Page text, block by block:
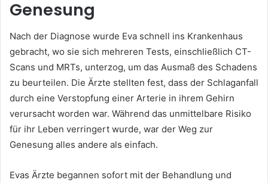
Genesung
Nach der Diagnose wurde Eva schnell ins Krankenhaus
gebracht, wo sie sich mehreren Tests, einschließlich CT-
Scans und MRTs, unterzog, um das Ausmaß des Schadens
zu beurteilen. Die Ärzte stellten fest, dass der Schlaganfall
durch eine Verstopfung einer Arterie in ihrem Gehirn
verursacht worden war. Während das unmittelbare Risiko
für ihr Leben verringert wurde, war der Weg zur
Genesung alles andere als einfach.
Evas Ärzte begannen sofort mit der Behandlung und